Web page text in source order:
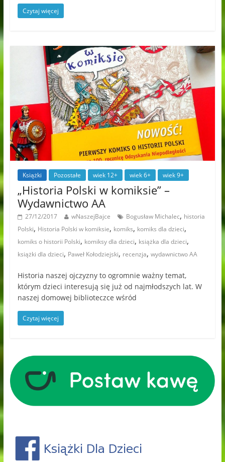
Czytaj więcej
Książki Pozostałe wiek 12+ wiek 6+ wiek 9+
„Historia Polski w komiksie” –
Wydawnictwo AA
27/12/2017 wNaszejBajce Bogusław Michalec, historia
Polski, Historia Polski w komiksie, komiks, komiks dla dzieci,
komiks o historii Polski, komiksy dla dzieci, książka dla dzieci,
książki dla dzieci, Paweł Kołodziejski, recenzja, wydawnictwo AA
Historia naszej ojczyzny to ogromnie ważny temat,
którym dzieci interesują się już od najmłodszych lat. W
naszej domowej biblioteczce wśród
Czytaj więcej